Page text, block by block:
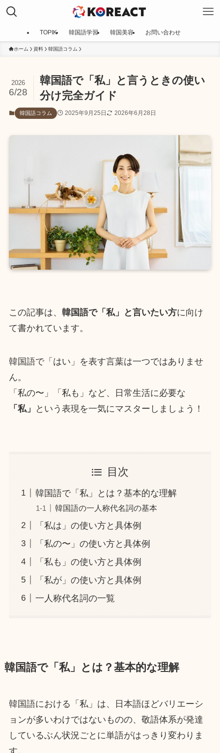
TOPIK 韓国語学習 韓国美容 お問い合わせ
ホーム 資料 韓国語コラム
韓国語で「私」と言うときの使い
分け完全ガイド
2026
6/28
韓国語コラム 2025年9月25日 2026年6月28日
この記事は、 韓国語で「私」と言いたい方に向け
て書かれています。
韓国語で「はい」を表す言葉は一つではありませ
ん。
「私の〜」「私も」など、日常生活に必要な
「私」
という表現を一気にマスターしましょう！
目次
韓国語で「私」とは？基本的な理解
韓国語の一人称代名詞の基本
「私は」の使い方と具体例
「私の〜」の使い方と具体例
「私も」の使い方と具体例
「私が」の使い方と具体例
一人称代名詞の一覧
韓国語で「私」とは？基本的な理解
韓国語における「私」は、日本語ほどバリエーシ
ョンが多いわけではないものの、敬語体系が発達
しているぶん状況ごとに単語がはっきり変わりま